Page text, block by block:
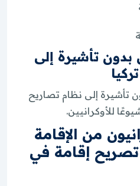
بدون تأشيرة إلى
تأشيرة إلى نظام تصاريح
للأوكرانيين.
من الإقامة
تصريح إقامة في